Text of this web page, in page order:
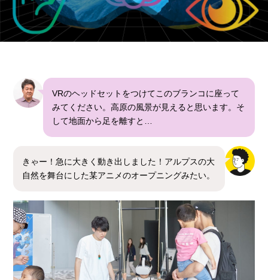
VRのヘッドセットをつけてこのブランコに座って
みてください。高原の風景が見えると思います。そ
して地面から足を離すと…
きゃー！急に大きく動き出しました！アルプスの大
自然を舞台にした某アニメのオープニングみたい。